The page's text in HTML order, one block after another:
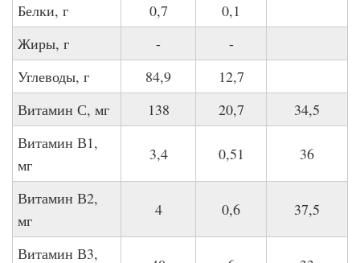
Белки, г 0,7
0,1
Жиры, г
-
-
Углеводы, г
84,9
12,7
Витамин С, мг
138 20,7
34,5
Витамин В1,
мг
3,4 0,51 36
Витамин В2,
мг
4 0,6 37,5
Витамин В3,